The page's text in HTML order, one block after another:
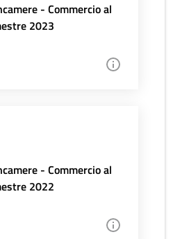
- Commercio al
2023
- Commercio al
2022